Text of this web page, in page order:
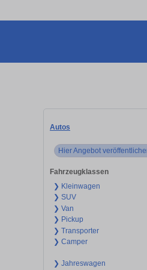
Autos
Hier Angebot
Fahrzeugklassen
❯ Kleinwagen
❯ SUV
❯ Van
❯ Pickup
❯ Transporter
❯ Camper
❯ Jahreswagen